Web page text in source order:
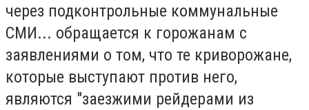
через подконтрольные коммунальные
СМИ... обращается к горожанам с
заявлениями о том, что те криворожане,
которые выступают против него,
являются "заезжими рейдерами из